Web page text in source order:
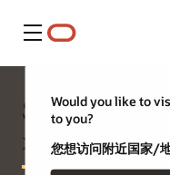
菜单
Would you like to
to you?
您想访问附近国家/
Solaris
x86 Systems